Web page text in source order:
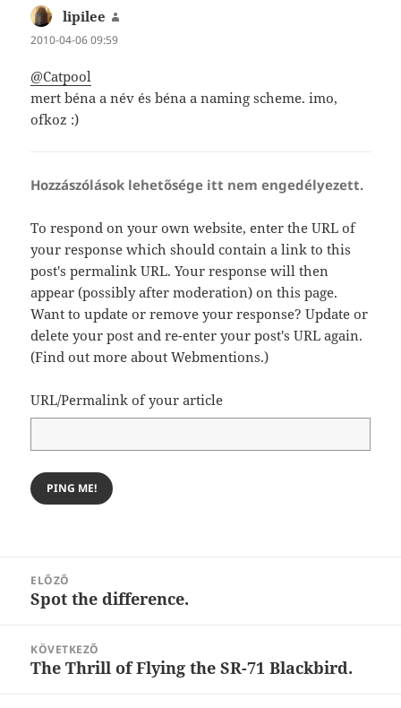
lipilee
2010-04-06 09:59
@Catpool
mert béna a név és béna a naming scheme. imo,
ofkoz :)
Hozzászólások lehetősége itt nem engedélyezett.
To respond on your own website, enter the URL of
your response which should contain a link to this
post's permalink URL. Your response will then
appear (possibly after moderation) on this page.
Want to update or remove your response? Update or
delete your post and re-enter your post's URL again.
(Find out more about Webmentions.)
URL/Permalink of your article
navigáció
ELŐZŐ
Korábbi
Spot the difference.
KÖVETKEZŐ
Következő
The Thrill of Flying the SR-71 Blackbird.